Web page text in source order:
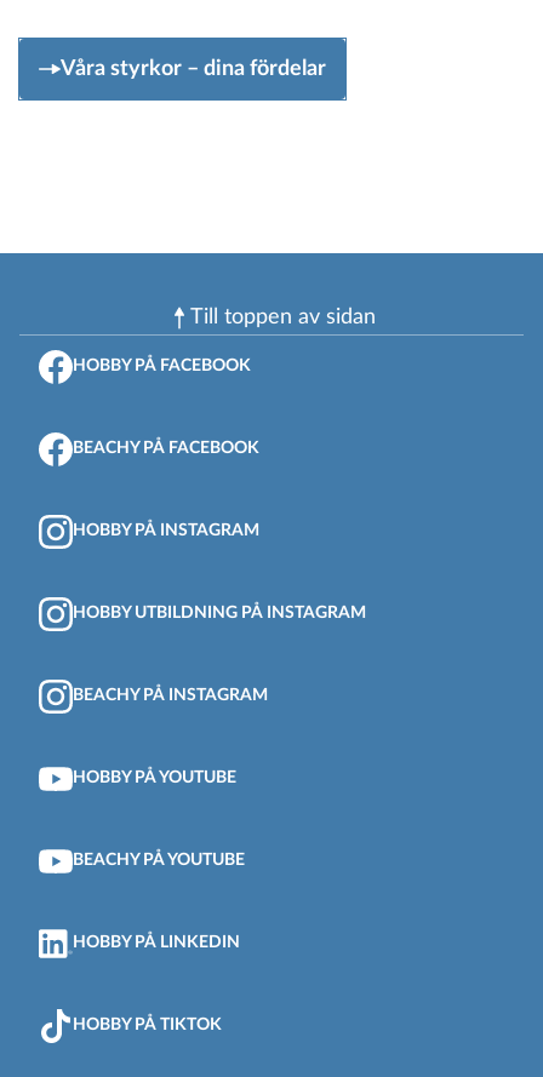
Våra styrkor – dina fördelar
Till toppen av sidan
HOBBY PÅ FACEBOOK
BEACHY PÅ FACEBOOK
HOBBY PÅ INSTAGRAM
HOBBY UTBILDNING PÅ INSTAGRAM
BEACHY PÅ INSTAGRAM
HOBBY PÅ YOUTUBE
BEACHY PÅ YOUTUBE
HOBBY PÅ LINKEDIN
HOBBY PÅ TIKTOK